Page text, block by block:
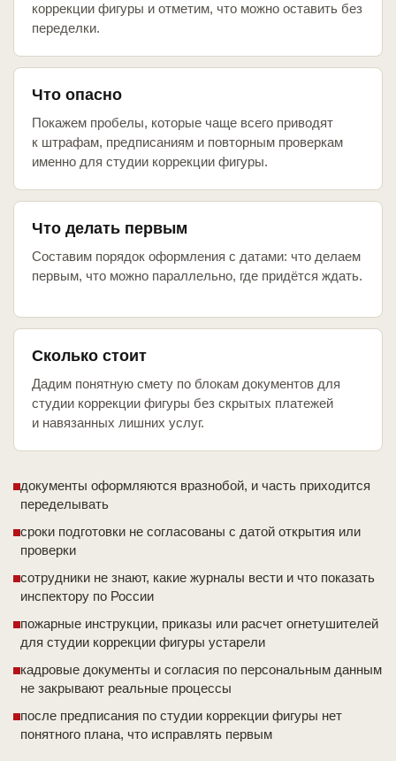
коррекции фигуры и отметим, что можно оставить без
переделки.
Что опасно
Покажем пробелы, которые чаще всего приводят
к штрафам, предписаниям и повторным проверкам
именно для студии коррекции фигуры.
Что делать первым
Составим порядок оформления с датами: что делаем
первым, что можно параллельно, где придётся ждать.
Сколько стоит
Дадим понятную смету по блокам документов для
студии коррекции фигуры без скрытых платежей
и навязанных лишних услуг.
документы оформляются вразнобой, и часть приходится
переделывать
сроки подготовки не согласованы с датой открытия или
проверки
сотрудники не знают, какие журналы вести и что показать
инспектору по России
пожарные инструкции, приказы или расчет огнетушителей
для студии коррекции фигуры устарели
кадровые документы и согласия по персональным данным
не закрывают реальные процессы
после предписания по студии коррекции фигуры нет
понятного плана, что исправлять первым